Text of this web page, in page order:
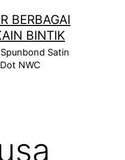
BERBAGAI
BINTIK
Satin
NWC